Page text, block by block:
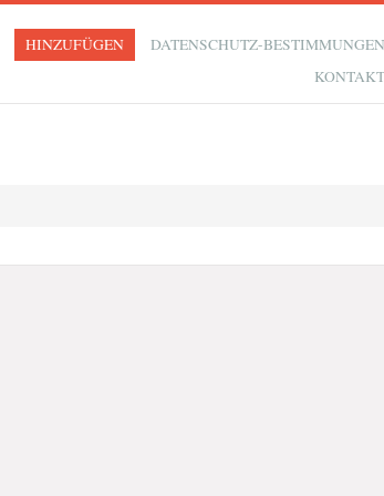
HINZUFÜGEN
DATENSCHUTZ-